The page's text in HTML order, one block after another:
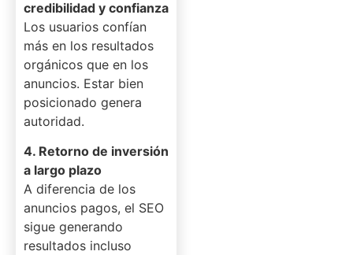
credibilidad y confianza
Los usuarios confían
más en los resultados
orgánicos que en los
anuncios. Estar bien
posicionado genera
autoridad.
4. Retorno de inversión
a largo plazo
A diferencia de los
anuncios pagos, el SEO
sigue generando
resultados incluso